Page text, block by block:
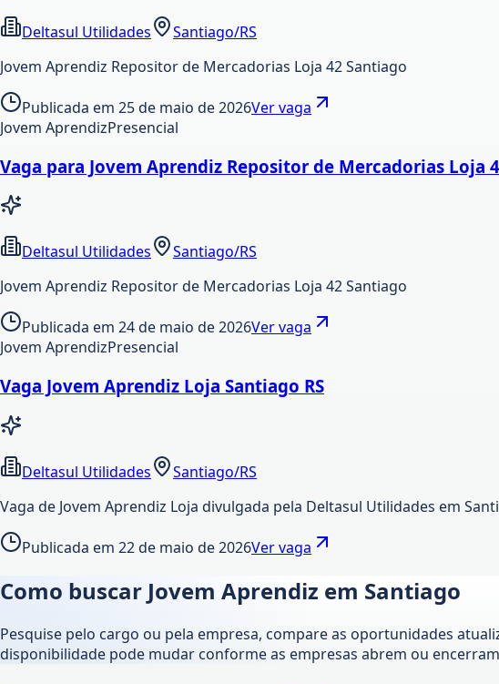
Deltasul Utilidades
Santiago/RS
Jovem Aprendiz Repositor de Mercadorias Loja 42 Santiago
Publicada em 25 de maio de 2026Ver vaga
Jovem AprendizPresencial
Vaga para Jovem Aprendiz Repositor de Mercadorias Loja
Deltasul Utilidades
Santiago/RS
Jovem Aprendiz Repositor de Mercadorias Loja 42 Santiago
Publicada em 24 de maio de 2026Ver vaga
Jovem AprendizPresencial
Vaga Jovem Aprendiz Loja Santiago RS
Deltasul Utilidades
Santiago/RS
Vaga de Jovem Aprendiz Loja divulgada pela Deltasul Utilidades em
Publicada em 22 de maio de 2026Ver vaga
Como buscar Jovem Aprendiz em Santiago
Pesquise pelo cargo ou pela empresa, compare as oportunidades
disponibilidade pode mudar conforme as empresas abrem ou